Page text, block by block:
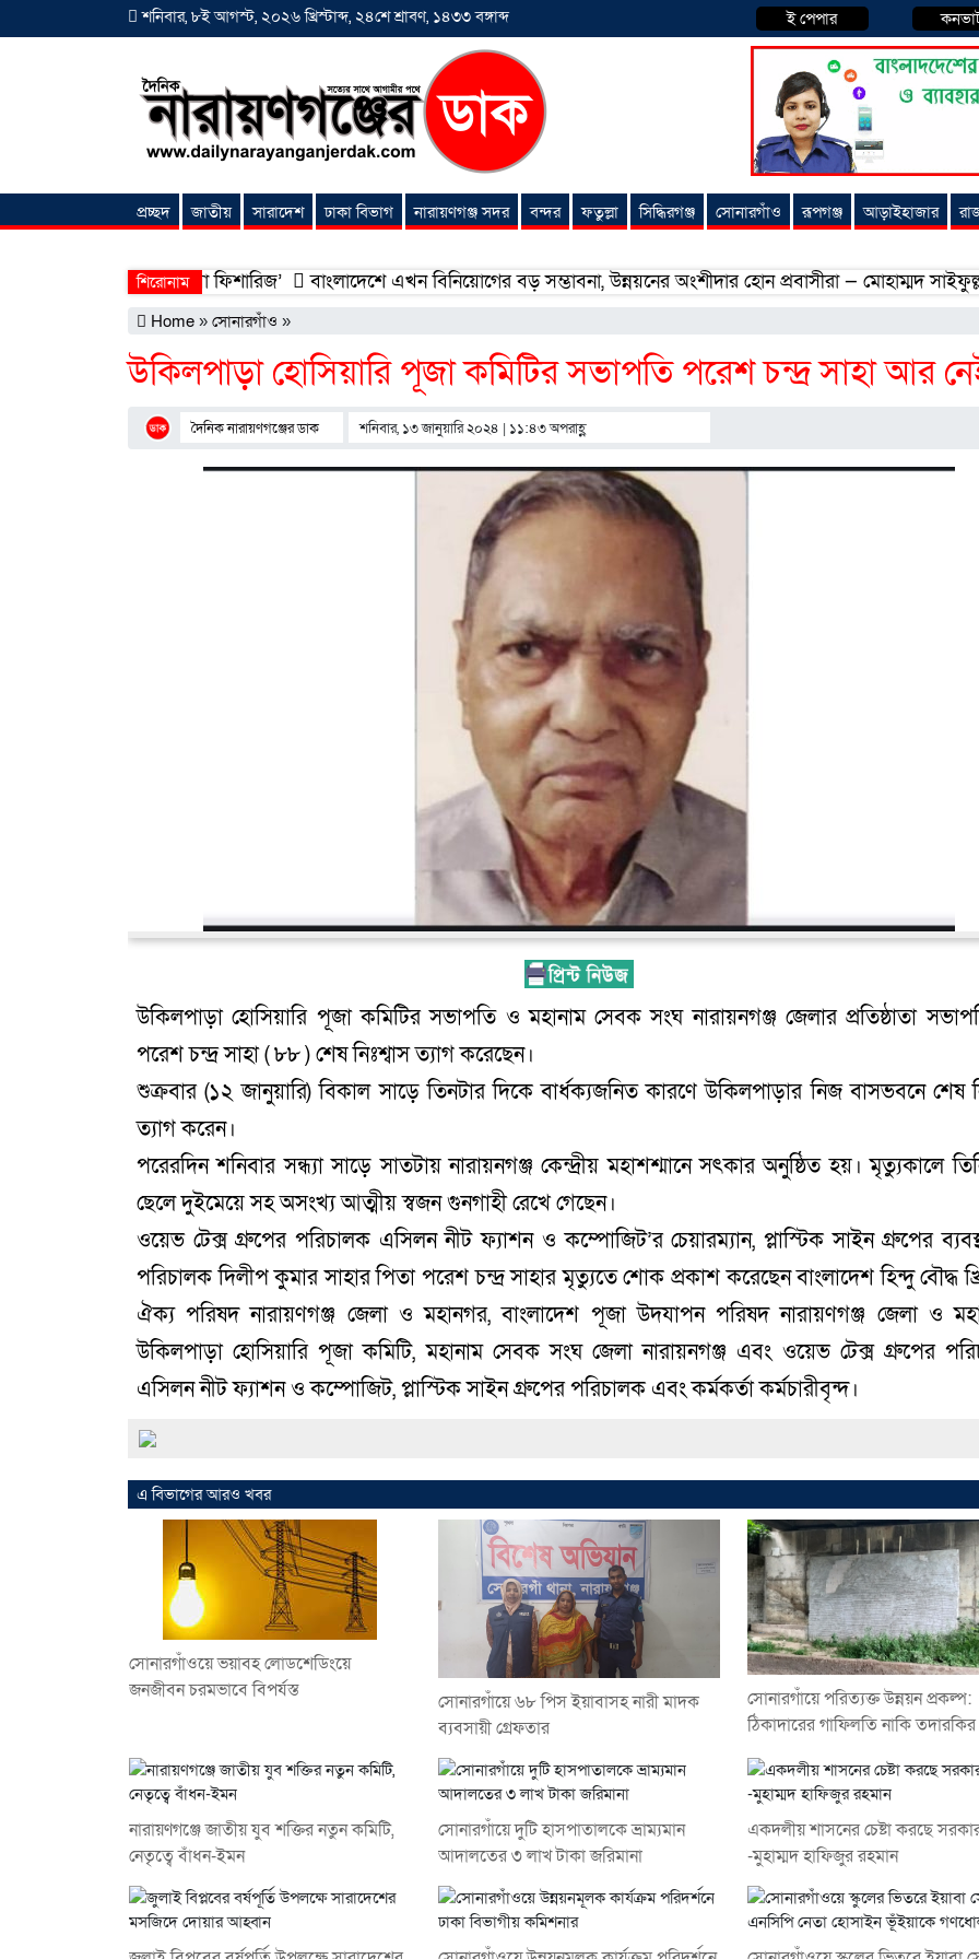
শনিবার, ৮ই আগস্ট, ২০২৬ খ্রিস্টাব্দ, ২৪শে শ্রাবণ, ১৪৩৩ বঙ্গাব্দ ই পেপার
প্রচ্ছদ জাতীয় সারাদেশ ঢাকা বিভাগ নারায়ণগঞ্জ সদর বন্দর ফতুল্লা সিদ্ধিরগঞ্জ সোনারগাঁও রূপগঞ্জ আড়াইহাজার
শিরোনাম
‘শিফা মোহাম্মদিয়া ফিশারিজ’ বাংলাদেশে এখন বিনিয়োগের বড় সম্ভাবনা, উন্নয়নের অংশীদার হোন প্রবাসীরা — মোহাম্মদ সাইফুল্লাহ্
Home » সোনারগাঁও »
উকিলপাড়া হোসিয়ারি পূজা কমিটির সভাপতি পরেশ চন্দ্র সাহা আর
দৈনিক নারায়ণগঞ্জের ডাক শনিবার, ১৩ জানুয়ারি ২০২৪ | ১১:৪৩ অপরাহ্ণ
উকিলপাড়া হোসিয়ারি পূজা কমিটির সভাপতি ও মহানাম সেবক সংঘ নারায়নগঞ্জ জেলার প্রতিষ্ঠাতা
পরেশ চন্দ্র সাহা ( ৮৮ ) শেষ নিঃশ্বাস ত্যাগ করেছেন।
শুক্রবার (১২ জানুয়ারি) বিকাল সাড়ে তিনটার দিকে বার্ধক্যজনিত কারণে উকিলপাড়ার নিজ বাসভবনে শেষ
ত্যাগ করেন।
পরেরদিন শনিবার সন্ধ্যা সাড়ে সাতটায় নারায়নগঞ্জ কেন্দ্রীয় মহাশশ্মানে সৎকার অনুষ্ঠিত হয়। মৃত্যুকালে
ছেলে দুইমেয়ে সহ অসংখ্য আত্মীয় স্বজন গুনগাহী রেখে গেছেন।
ওয়েভ টেক্স গ্রুপের পরিচালক এসিলন নীট ফ্যাশন ও কম্পোজিট’র চেয়ারম্যান, প্লাস্টিক সাইন গ্রুপের
পরিচালক দিলীপ কুমার সাহার পিতা পরেশ চন্দ্র সাহার মৃত্যুতে শোক প্রকাশ করেছেন বাংলাদেশ হিন্দু বৌদ্ধ
ঐক্য পরিষদ নারায়ণগঞ্জ জেলা ও মহানগর, বাংলাদেশ পূজা উদযাপন পরিষদ নারায়ণগঞ্জ জেলা ও
উকিলপাড়া হোসিয়ারি পূজা কমিটি, মহানাম সেবক সংঘ জেলা নারায়নগঞ্জ এবং ওয়েভ টেক্স গ্রুপের
এসিলন নীট ফ্যাশন ও কম্পোজিট, প্লাস্টিক সাইন গ্রুপের পরিচালক এবং কর্মকর্তা কর্মচারীবৃন্দ।
এ বিভাগের আরও খবর
সোনারগাঁওয়ে ভয়াবহ লোডশেডিংয়ে
জনজীবন চরমভাবে বিপর্যস্ত
সোনারগাঁয়ে ৬৮ পিস ইয়াবাসহ নারী মাদক
ব্যবসায়ী গ্রেফতার
সোনারগাঁয়ে পরিত্যক্ত উন্নয়ন প্রকল্প:
ঠিকাদারের গাফিলতি নাকি
নারায়ণগঞ্জে জাতীয় যুব শক্তির নতুন কমিটি,
নেতৃত্বে বাঁধন-ইমন
সোনারগাঁয়ে দুটি হাসপাতালকে ভ্রাম্যমান
আদালতের ৩ লাখ টাকা জরিমানা
একদলীয় শাসনের চেষ্টা করছে
-মুহাম্মদ হাফিজুর রহমান